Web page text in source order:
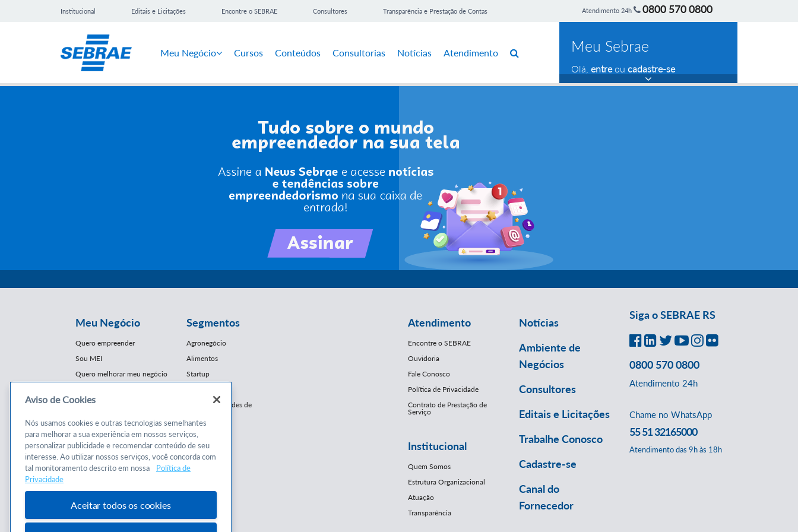
Institucional Editais e Licitações Encontre o SEBRAE Consultores Transparência e Prestação de Contas Atendimento 24h 0800 570 0800
Meu Negócio Cursos Conteúdos Consultorias Notícias Atendimento Meu Sebrae
Olá, entreou cadastre-se
Meu Negócio
Quero empreender
Sou MEI
Quero melhorar meu negócio
Cursos e
Conteúdos
Cursos
Consultorias
Programas
Segmentos
Agronegócio
Alimentos
Startup
Franquias / Redes de
Moda
Moveleiro
Saúde
Turismo
Mercopar
Atendimento
Encontre o SEBRAE
Ouvidoria
Fale Conosco
Política de Privacidade
Contrato de Prestação de
Serviço
Institucional
Quem Somos
Estrutura Organizacional
Atuação
Transparência
Notícias
Ambiente de
Negócios
Consultores
Editais e Licitações
Trabalhe Conosco
Cadastre-se
Canal do
Fornecedor
Siga o SEBRAE RS
0800 570 0800
Atendimento 24h
Chame no WhatsApp
55 51 32165000
Atendimento das 9h às 18h
Aviso de Cookies
Nós usamos cookies e outras tecnologias semelhantes
para melhorar a sua experiência em nossos serviços,
personalizar publicidade e recomendar conteúdo de seu
interesse. Ao utilizar nossos serviços, você concorda com
tal monitoramento descrito em nossa
Política de
Privacidade
Aceitar todos os cookies